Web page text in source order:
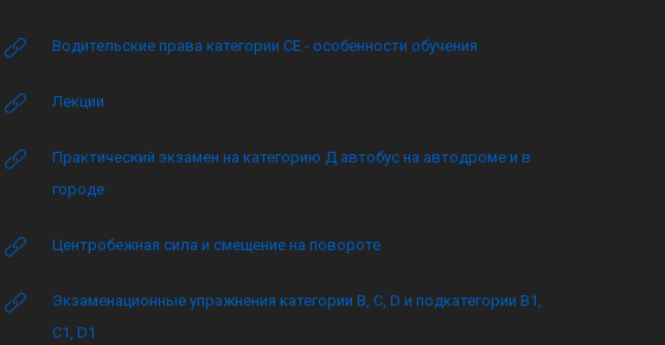
Водительские права категории CE - особенности обучения
Лекции
Практический экзамен на категорию Д автобус на автодроме и в
городе
Центробежная сила и смещение на повороте
Экзаменационные упражнения категории B, C, D и подкатегории B1,
C1, D1